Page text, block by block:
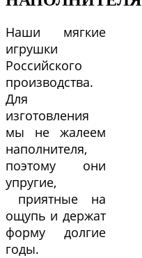
Наши мягкие
игрушки
Российского
производства.
Для
изготовления
мы не жалеем
наполнителя,
поэтому они
упругие,
приятные на
ощупь и держат
форму долгие
годы.